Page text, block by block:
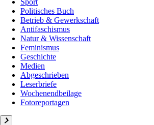
Sport
Politisches Buch
Betrieb & Gewerkschaft
Antifaschismus
Natur & Wissenschaft
Feminismus
Geschichte
Medien
Abgeschrieben
Leserbriefe
Wochenendbeilage
Fotoreportagen